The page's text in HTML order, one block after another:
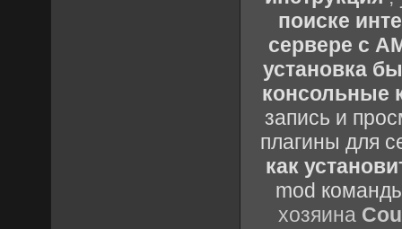
поиске
сервере с
установка
консольные
запись и
плагины для
как
mod
хозяина